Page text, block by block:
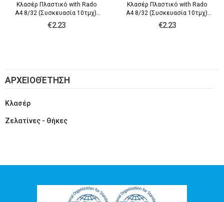
ΑΡΧΕΙΟΘΈΤΗΣΗ
Κλασέρ
Ζελατίνες - Θήκες
Κλασέρ Πλαστικό with Rado
A4 8/32 (Συσκευασία 10τμχ)-
Μπλε, Τεμάχιο
€2.23
Κλασέρ Πλαστικό with Rado
A4 8/32 (Συσκευασία 10τμχ)-
Πράσινο, Τεμάχιο
€2.23